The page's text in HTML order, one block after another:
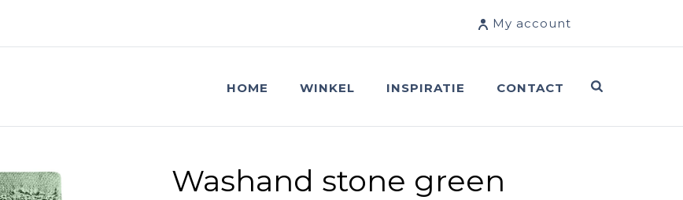
My account
HOME WINKEL INSPIRATIE CONTACT
Washand stone green